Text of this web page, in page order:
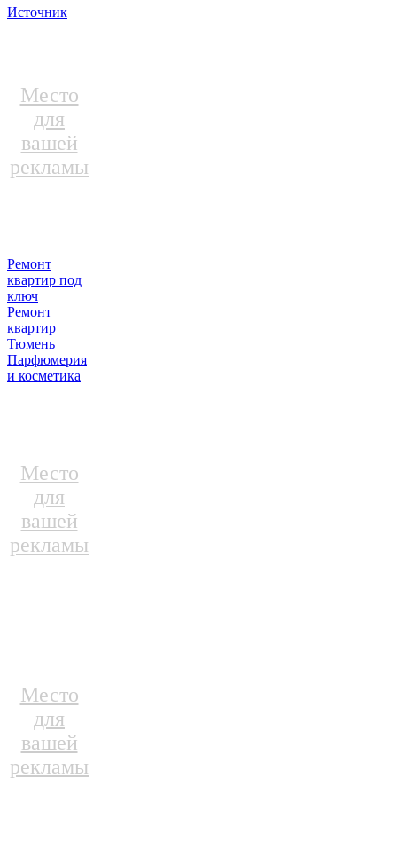
Источник
Место
для
вашей
рекламы
Ремонт
квартир под
ключ
Ремонт
квартир
Тюмень
Парфюмерия
и косметика
Место
для
вашей
рекламы
Место
для
вашей
рекламы